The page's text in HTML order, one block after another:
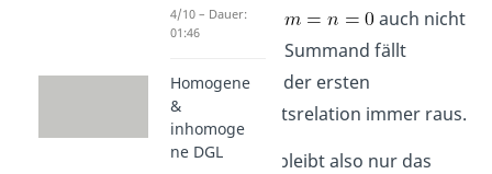
erste Fall, also
auch nicht
vor. Der dritte Summand fällt
entsprechend der ersten
Orthogonalitätsrelation immer raus.
Im Fall
bleibt also nur das
4/10 – Dauer:
01:46
Homogene
&
inhomoge
ne DGL